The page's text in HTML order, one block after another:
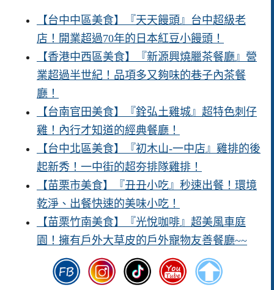
【台中中區美食】『天天饅頭』台中超級老
店！開業超過70年的日本紅豆小饅頭！
【香港中西區美食】『新源興燒臘茶餐廳』營
業超過半世紀！品項多又夠味的巷子內茶餐
廳！
【台南官田美食】『銓弘土雞城』超特色刺仔
雞！內行才知道的經典餐廳！
【台中北區美食】『初木山-一中店』雞排的後
起新秀！一中街的超夯排隊雞排！
【苗栗市美食】『丑丑小吃』秒速出餐！環境
乾淨、出餐快速的美味小吃！
【苗栗竹南美食】『光悅咖啡』超美風車庭
園！擁有戶外大草皮的戶外寵物友善餐廳~~